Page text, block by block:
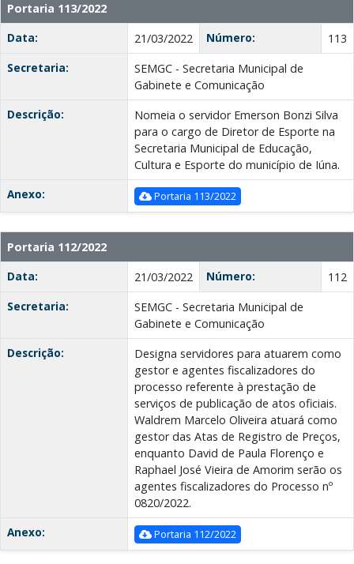
Portaria 113/2022
Data:
21/03/2022 Número:
113
Secretaria:
SEMGC - Secretaria Municipal de
Gabinete e Comunicação
Descrição:
Nomeia o servidor Emerson Bonzi Silva
para o cargo de Diretor de Esporte na
Secretaria Municipal de Educação,
Cultura e Esporte do município de Iúna.
Anexo:
Portaria 113/2022
Portaria 112/2022
Data:
21/03/2022 Número:
112
Secretaria:
SEMGC - Secretaria Municipal de
Gabinete e Comunicação
Descrição:
Designa servidores para atuarem como
gestor e agentes fiscalizadores do
processo referente à prestação de
serviços de publicação de atos oficiais.
Waldrem Marcelo Oliveira atuará como
gestor das Atas de Registro de Preços,
enquanto David de Paula Florenço e
Raphael José Vieira de Amorim serão os
agentes fiscalizadores do Processo nº
0820/2022.
Anexo:
Portaria 112/2022